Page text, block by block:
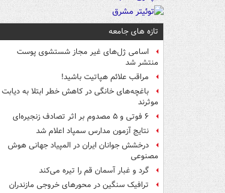
تازه های جامعه
اسامی ژل‌های غیر مجاز شستشوی پوست
منتشر شد
مراقب علائم هپاتیت باشید!
باغچه‌های خانگی در کاهش خطر ابتلا به دیابت
موثرند
۶ فوتی و ۵ مصدوم بر اثر تصادف زنجیره‌ای
نتایج آزمون مدارس سمپاد اعلام شد
درخشش جوانان ایران در المپیاد جهانی هوش
مصنوعی
گرد و غبار آسمان قم را تیره می‌کند
ترافیک سنگین در محورهای خروجی مازندران